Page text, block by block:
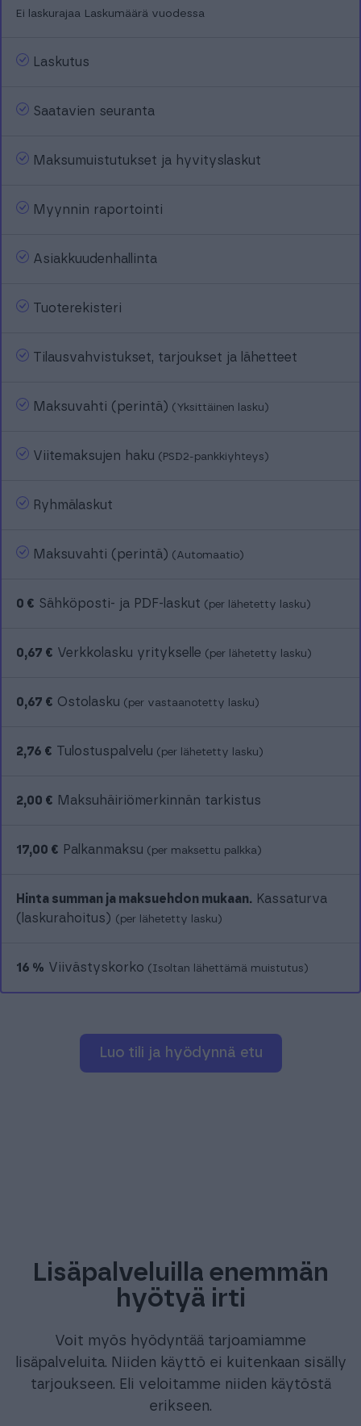
Ei laskurajaa Laskumäärä vuodessa
Laskutus
Saatavien seuranta
Maksumuistutukset ja hyvityslaskut
Myynnin raportointi
Asiakkuudenhallinta
Tuoterekisteri
Tilausvahvistukset, tarjoukset ja lähetteet
Maksuvahti (perintä) (Yksittäinen lasku)
Viitemaksujen haku (PSD2-pankkiyhteys)
Ryhmälaskut
Maksuvahti (perintä) (Automaatio)
0 € Sähköposti- ja PDF-laskut (per lähetetty lasku)
0,67 € Verkkolasku yritykselle (per lähetetty lasku)
0,67 € Ostolasku (per vastaanotetty lasku)
2,76 € Tulostuspalvelu (per lähetetty lasku)
2,00 € Maksuhäiriömerkinnän tarkistus
17,00 € Palkanmaksu (per maksettu palkka)
Hinta summan ja maksuehdon mukaan. Kassaturva
(laskurahoitus) (per lähetetty lasku)
16 % Viivästyskorko (Isoltan lähettämä muistutus)
Luo tili ja hyödynnä etu
Lisäpalveluilla enemmän
hyötyä irti
Voit myös hyödyntää tarjoamiamme
lisäpalveluita. Niiden käyttö ei kuitenkaan sisälly
tarjoukseen. Eli veloitamme niiden käytöstä
erikseen.